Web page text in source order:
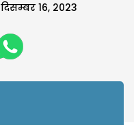
दिसम्बर 16, 2023